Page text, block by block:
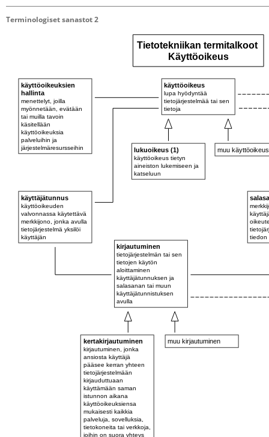
Terminologiset sanastot 2